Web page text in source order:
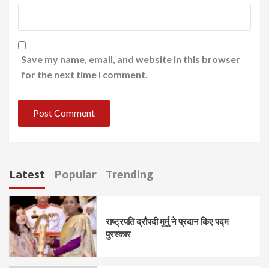
Save my name, email, and website in this browser
for the next time I comment.
Latest Popular Trending
राष्ट्रपति द्रौपदी मुर्मु ने प्रदान किए पद्म
पुरस्कार